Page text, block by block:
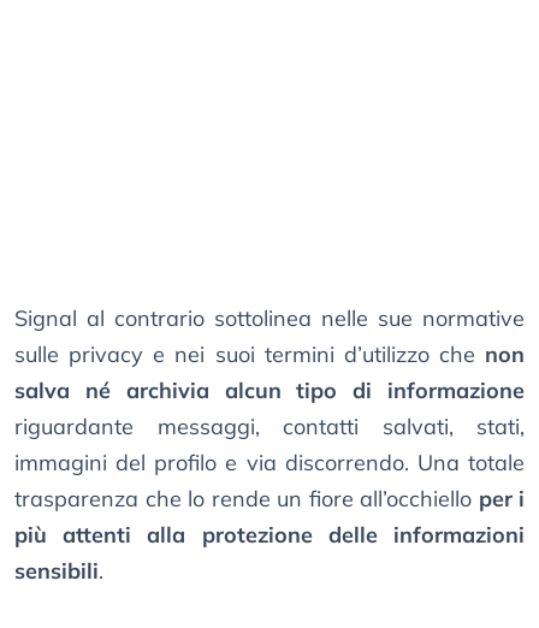
Signal al contrario sottolinea nelle sue normative
sulle privacy e nei suoi termini d’utilizzo che non
salva né archivia alcun tipo di informazione
riguardante messaggi, contatti salvati, stati,
immagini del profilo e via discorrendo. Una totale
trasparenza che lo rende un fiore all’occhiello per i
più attenti alla protezione delle informazioni
sensibili.